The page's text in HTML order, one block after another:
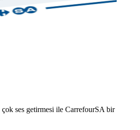
çok ses getirmesi ile CarrefourSA bir